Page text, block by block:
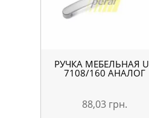
РУЧКА МЕБЕЛЬНАЯ
7108/160 АНАЛОГ
88,03 грн.